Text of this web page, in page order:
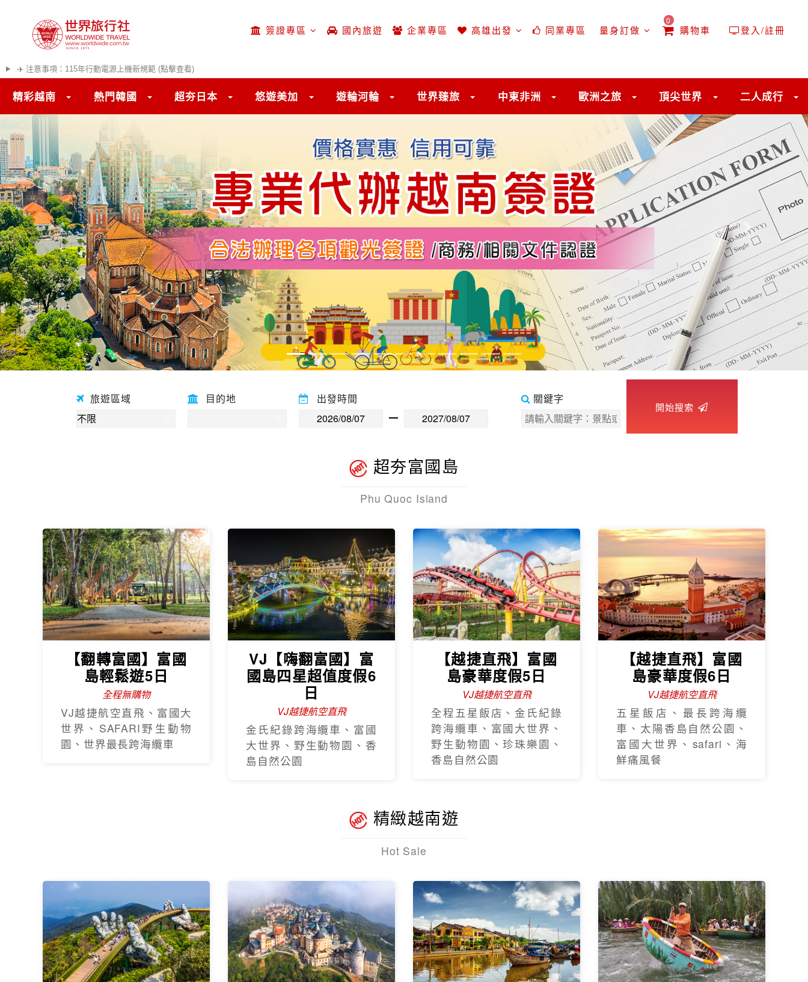
簽證專區 國內旅遊 企業專區 高雄出發 同業專區 量身訂做 購物車
0
登入/註冊
✈️ 注意事項：115年行動電源上機新規範 (點擊查看)
精彩越南 熱門韓國 超夯日本 悠遊美加 遊輪河輪 世界臻旅 中東非洲 歐洲之旅 頂尖世界 二人成行
往前 往後
旅遊區域 目的地 出發時間 關鍵字
開始搜索
超夯富國島
Phu Quoc Island
【翻轉富國】富國
島輕鬆遊5日
全程無購物
VJ越捷航空直飛、富國大
世界、SAFARI野生動物
園、世界最長跨海纜車
VJ【嗨翻富國】富
國島四星超值度假6
日
VJ越捷航空直飛
金氏紀錄跨海纜車、富國
大世界、野生動物園、香
島自然公園
【越捷直飛】富國
島豪華度假5日
VJ越捷航空直飛
全程五星飯店、金氏紀錄
跨海纜車、富國大世界、
野生動物園、珍珠樂園、
香島自然公園
【越捷直飛】富國
島豪華度假6日
VJ越捷航空直飛
五星飯店、最長跨海纜
車、太陽香島自然公園、
富國大世界、safari、海
鮮痛風餐
精緻越南遊
Hot Sale